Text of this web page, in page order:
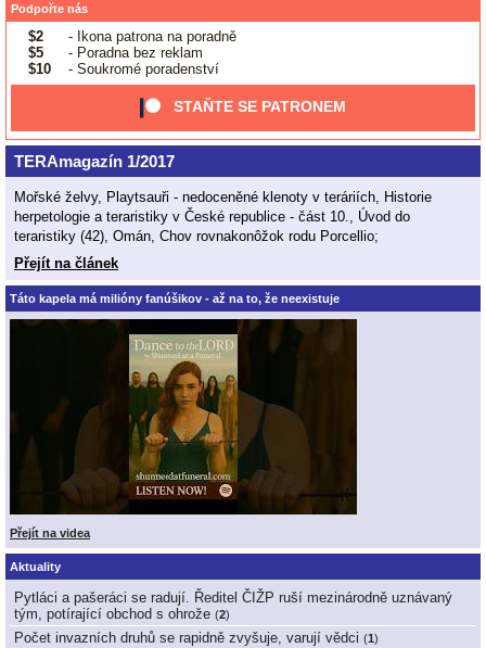
Podpořte nás
$2
- Ikona patrona na poradně
$5
- Poradna bez reklam
$10
- Soukromé poradenství
STAŇTE SE PATRONEM
TERAmagazín 1/2017
Mořské želvy, Playtsauři - nedoceněné klenoty v teráriích, Historie
herpetologie a teraristiky v České republice - část 10., Úvod do
teraristiky (42), Omán, Chov rovnakonôžok rodu Porcellio;
Přejít na článek
Táto kapela má milióny fanúšikov - až na to, že neexistuje
Přejít na videa
Aktuality
Pytláci a pašeráci se radují. Ředitel ČIŽP ruší mezinárodně uznávaný
tým, potírající obchod s ohrože (2)
Počet invazních druhů se rapidně zvyšuje, varují vědci (1 )